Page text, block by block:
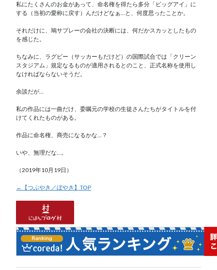
私にたくさんのお金があって、命名権を得たら多分「ビッグアイ」に
する（当初の愛称に戻す）んだけどなぁ…と、何度思ったことか。
それだけに、鳩サブレーの会社の決断には、何だかスカッとしたもの
を感じた。
ちなみに、ラグビー（サッカーもだけど）の国際試合では「クリーン
スタジアム」規定なるものが適用されるとのこと、正式名称を使用し
なければならないそうだ。
余談だが…
私の作品には一曲だけ、委嘱元の学校の生徒さんたちがタイトルを付
けてくれたものがある。
作品に命名権、商売になるかな…？
いや、無理だな…。
（2019年10月19日）
←【つぶやき／ぼやき】TOP